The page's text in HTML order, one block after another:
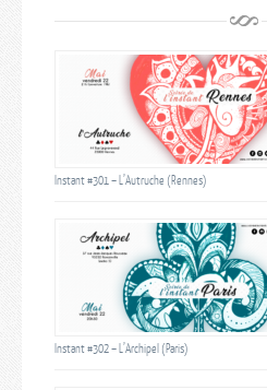
Instant #301 – L’Autruche (Rennes)
Instant #302 – L’Archipel (Paris)